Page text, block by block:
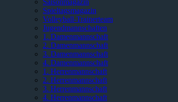
Saisonmagazin
Spieltagsmagazin
Volleyball-Trainerteam
Jugendmannschaften
1. Damenmannschaft
2. Damenmannschaft
3. Damenmannschaft
4. Damenmannschaft
1. Herrenmannschaft
2. Herrenmannschaft
3. Herrenmannschaft
4. Herrenmannschaft